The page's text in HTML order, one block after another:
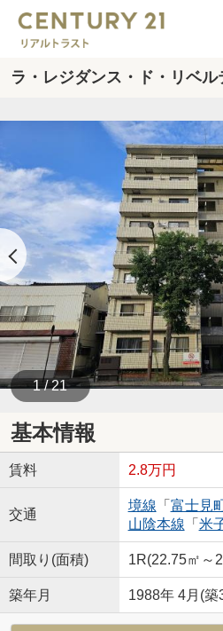
ラ・レジダンス・ド・リベル
1 / 21
基本情報
賃料 2.8万円
交通
境線 「 富士見
山陰本線 「 米
間取り(面積) 1R(22.75㎡～
築年月 1988年 4月(築